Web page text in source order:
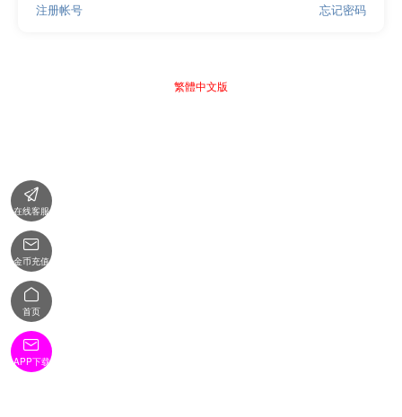
忘记密码
注册帐号
繁體中文版

在线客服

金币充值

首页

APP下载